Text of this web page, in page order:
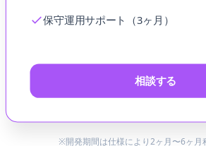
保守運用サポート（3ヶ月）
相談する
※開発期間は仕様により2ヶ月〜6ヶ月